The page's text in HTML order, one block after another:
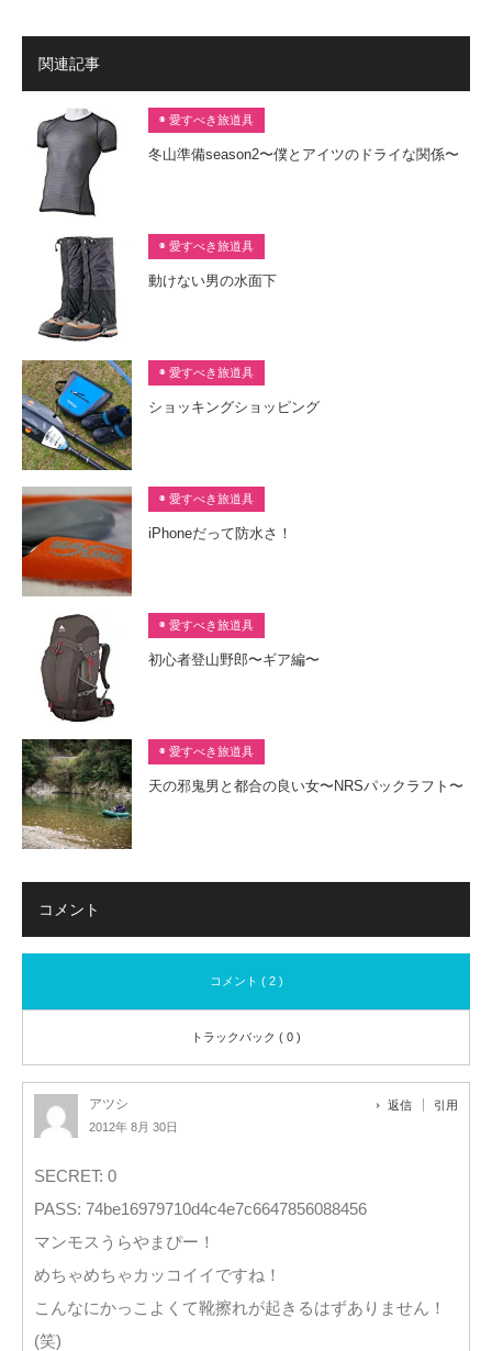
関連記事
◉ 愛すべき旅道具
冬山準備season2〜僕とアイツのドライな関係〜
◉ 愛すべき旅道具
動けない男の水面下
◉ 愛すべき旅道具
ショッキングショッピング
◉ 愛すべき旅道具
iPhoneだって防水さ！
◉ 愛すべき旅道具
初心者登山野郎〜ギア編〜
◉ 愛すべき旅道具
天の邪鬼男と都合の良い女〜NRSパックラフト〜
コメント
コメント ( 2 )
トラックバック ( 0 )
アツシ
2012年 8月 30日
返信 引用
SECRET: 0
PASS: 74be16979710d4c4e7c6647856088456
マンモスうらやまぴー！
めちゃめちゃカッコイイですね！
こんなにかっこよくて靴擦れが起きるはずありません！
(笑)